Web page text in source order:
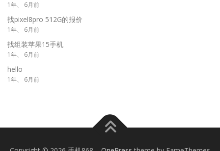
1年、 6月前
找pixel8pro 512G的报价
1年、 6月前
找组装苹果15手机
1年、 6月前
hello
1年、 6月前